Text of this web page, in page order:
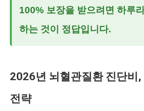
100% 보장을 받으려면 하루
하는 것이 정답입니다.
2026년 뇌혈관질환 진단비,
전략